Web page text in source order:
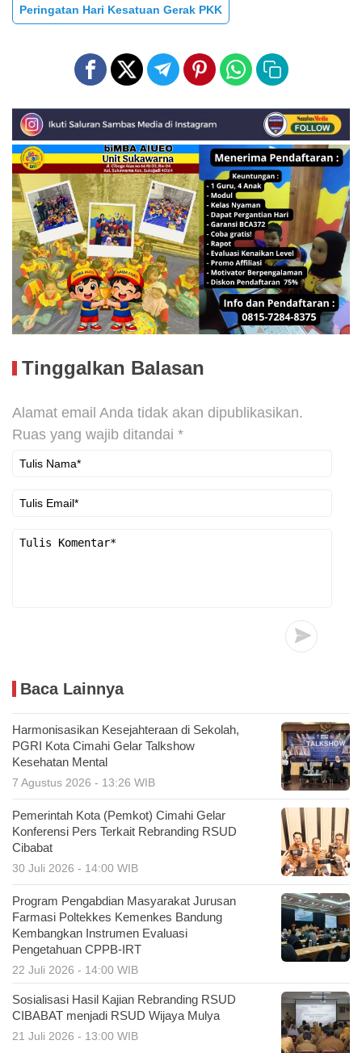
Peringatan Hari Kesatuan Gerak PKK
Tinggalkan Balasan
Alamat email Anda tidak akan dipublikasikan.
Ruas yang wajib ditandai *
Baca Lainnya
Harmonisasikan Kesejahteraan di Sekolah,
PGRI Kota Cimahi Gelar Talkshow
Kesehatan Mental
7 Agustus 2026 - 13:26 WIB
Pemerintah Kota (Pemkot) Cimahi Gelar
Konferensi Pers Terkait Rebranding RSUD
Cibabat
30 Juli 2026 - 14:00 WIB
Program Pengabdian Masyarakat Jurusan
Farmasi Poltekkes Kemenkes Bandung
Kembangkan Instrumen Evaluasi
Pengetahuan CPPB-IRT
22 Juli 2026 - 14:00 WIB
Sosialisasi Hasil Kajian Rebranding RSUD
CIBABAT menjadi RSUD Wijaya Mulya
21 Juli 2026 - 13:00 WIB